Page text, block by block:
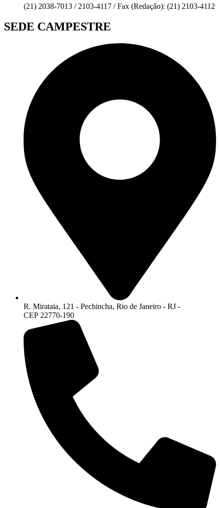
(21) 2038-7013 / 2103-4117 / Fax (Redação): (21) 2103-4112
SEDE CAMPESTRE
R. Mirataia, 121 - Pechincha, Rio de Janeiro - RJ -
CEP 22770-190